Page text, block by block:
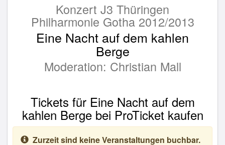
Konzert J3 Thüringen
Philharmonie Gotha 2012/2013
Eine Nacht auf dem kahlen
Berge
Moderation: Christian Mall
Tickets für Eine Nacht auf dem
kahlen Berge bei ProTicket kaufen
Zurzeit sind keine Veranstaltungen buchbar.